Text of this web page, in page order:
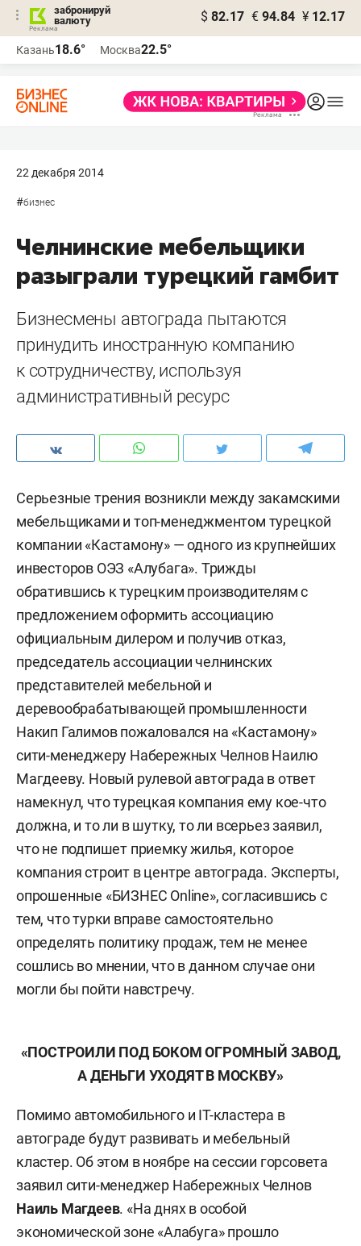
забронируй
валюту
$ 82.17 € 94.84 ¥ 12.17
Казань18.6° Москва22.5°
22 декабря 2014
#бизнес
Челнинские мебельщики
разыграли турецкий гамбит
Бизнесмены автограда пытаются
принудить иностранную компанию
к сотрудничеству, используя
административный ресурс
Серьезные трения возникли между закамскими
мебельщиками и топ-менеджментом турецкой
компании «Кастамону» — одного из крупнейших
инвесторов ОЭЗ «Алубага». Трижды
обратившись к турецким производителям с
предложением оформить ассоциацию
официальным дилером и получив отказ,
председатель ассоциации челнинских
представителей мебельной и
деревообрабатывающей промышленности
Накип Галимов пожаловался на «Кастамону»
сити-менеджеру Набережных Челнов Наилю
Магдееву. Новый рулевой автограда в ответ
намекнул, что турецкая компания ему кое-что
должна, и то ли в шутку, то ли всерьез заявил,
что не подпишет приемку жилья, которое
компания строит в центре автограда. Эксперты,
опрошенные «БИЗНЕС Online», согласившись с
тем, что турки вправе самостоятельно
определять политику продаж, тем не менее
сошлись во мнении, что в данном случае они
могли бы пойти навстречу.
«ПОСТРОИЛИ ПОД БОКОМ ОГРОМНЫЙ ЗАВОД,
А ДЕНЬГИ УХОДЯТ В МОСКВУ»
Помимо автомобильного и ІТ-кластера в
автограде будут развивать и мебельный
кластер. Об этом в ноябре на сессии горсовета
заявил сити-менеджер Набережных Челнов
Наиль Магдеев. «На днях в особой
экономической зоне «Алабуга» прошло